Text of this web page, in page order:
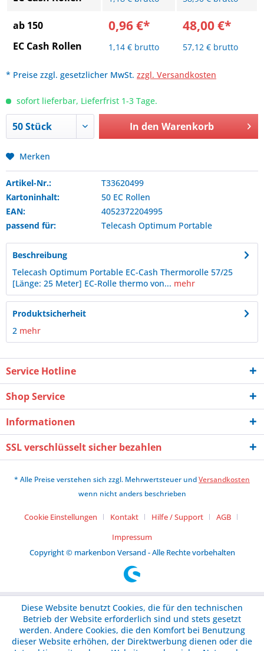
ab 150
EC Cash Rollen
0,96 €*
1,14 € brutto
48,00 €*
57,12 € brutto
* Preise zzgl. gesetzlicher MwSt. zzgl. Versandkosten
sofort lieferbar, Lieferfrist 1-3 Tage.
In den Warenkorb
Merken
Artikel-Nr.:
T33620499
Kartoninhalt:
50 EC Rollen
EAN:
4052372204995
passend für:
Telecash Optimum Portable
Beschreibung
Telecash Optimum Portable EC-Cash Thermorolle 57/25
[Länge: 25 Meter] EC-Rolle thermo von... mehr
Produktsicherheit
2 mehr
Service Hotline
Shop Service
Informationen
SSL verschlüsselt sicher bezahlen
* Alle Preise verstehen sich zzgl. Mehrwertsteuer undVersandkosten
wenn nicht anders beschrieben
Cookie Einstellungen Kontakt Hilfe / Support
AGB
Impressum
Copyright © markenbon Versand - Alle Rechte vorbehalten
Diese Website benutzt Cookies, die für den technischen
Betrieb der Website erforderlich sind und stets gesetzt
werden. Andere Cookies, die den Komfort bei Benutzung
dieser Website erhöhen, der Direktwerbung dienen oder die